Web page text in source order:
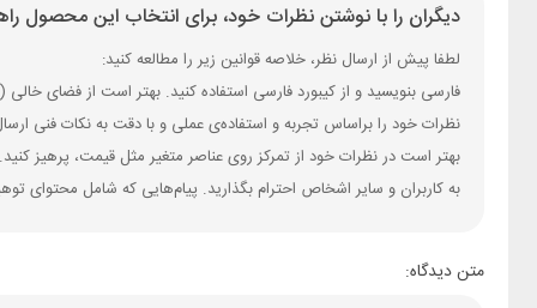
دیگران را با نوشتن نظرات خود، برای انتخاب این محصول
لطفا پیش از ارسال نظر، خلاصه قوانین زیر را مطالعه کنید:
فارسی بنویسید و از کیبورد فارسی استفاده کنید. بهتر است از فضای خالی (Space) بیش‌از‌حدِ معمول، شکلک یا ایموجی استفاده نکنید و از کشیدن حروف یا کلمات با صفحه‌کلید بپرهیزید.
نظرات خود را براساس تجربه و استفاده‌ی عملی و با دقت به نکات فنی
بهتر است در نظرات خود از تمرکز روی عناصر متغیر مثل قیمت، پرهیز
به کاربران و سایر اشخاص احترام بگذارید. پیام‌هایی که شامل محتوای
متن دیدگاه: